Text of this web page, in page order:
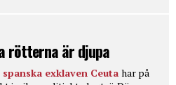
rötterna är djupa
exklaven Ceuta har på